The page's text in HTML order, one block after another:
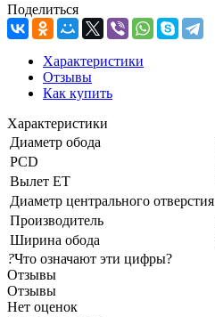
Поделиться
Характеристики
Отзывы
Как купить
Характеристики
Диаметр обода
PCD
Вылет ET
Диаметр центрального отверстия
Производитель
Ширина обода
?Что означают эти цифры?
Отзывы
Отзывы
Нет оценок